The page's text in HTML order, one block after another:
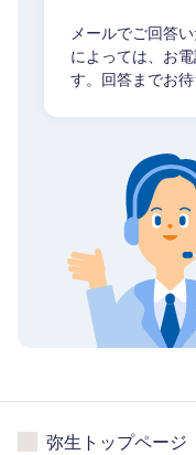
メールでご回答
によっては、お
す。回答までお待
弥生トップページ